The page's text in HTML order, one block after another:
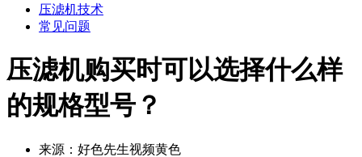
压滤机技术
常见问题
压滤机购买时可以选择什么样
的规格型号？
来源：好色先生视频黄色